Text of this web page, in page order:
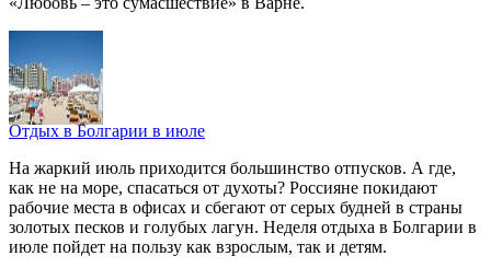
Отдых в Болгарии в июле
На жаркий июль приходится большинство отпусков. А где,
как не на море, спасаться от духоты? Россияне покидают
рабочие места в офисах и сбегают от серых будней в страны
золотых песков и голубых лагун. Неделя отдыха в Болгарии в
июле пойдет на пользу как взрослым, так и детям.